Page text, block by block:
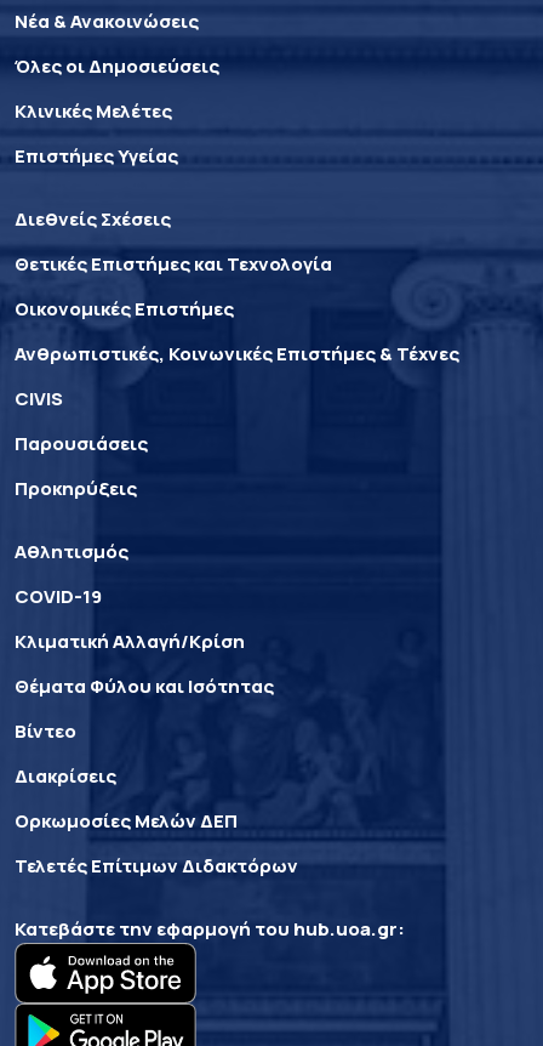
Νέα & Ανακοινώσεις
Όλες οι Δημοσιεύσεις
Κλινικές Μελέτες
Επιστήμες Υγείας
Διεθνείς Σχέσεις
Θετικές Επιστήμες και Τεχνολογία
Οικονομικές Επιστήμες
Ανθρωπιστικές, Κοινωνικές Επιστήμες & Τέχνες
CIVIS
Παρουσιάσεις
Προκηρύξεις
Αθλητισμός
COVID-19
Κλιματική Αλλαγή/Κρίση
Θέματα Φύλου και Ισότητας
Βίντεο
Διακρίσεις
Ορκωμοσίες Μελών ΔΕΠ
Τελετές Επίτιμων Διδακτόρων
Κατεβάστε την εφαρμογή του hub.uoa.gr: